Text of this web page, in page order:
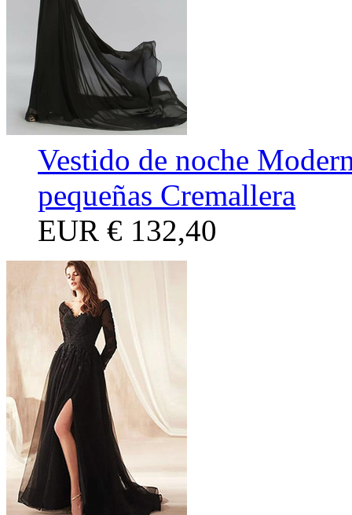
Vestido de noche
pequeñas Cremallera
EUR € 132,40